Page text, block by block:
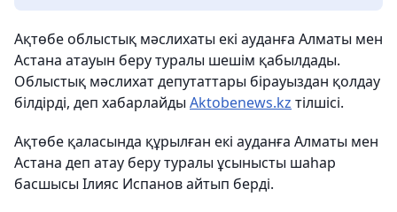
Ақтөбе облыстық мәслихаты екі ауданға Алматы мен
Астана атауын беру туралы шешім қабылдады.
Облыстық мәслихат депутаттары бірауыздан қолдау
білдірді, деп хабарлайды Aktobenews.kz тілшісі.
Ақтөбе қаласында құрылған екі ауданға Алматы мен
Астана деп атау беру туралы ұсынысты шаһар
басшысы Ілияс Испанов айтып берді.